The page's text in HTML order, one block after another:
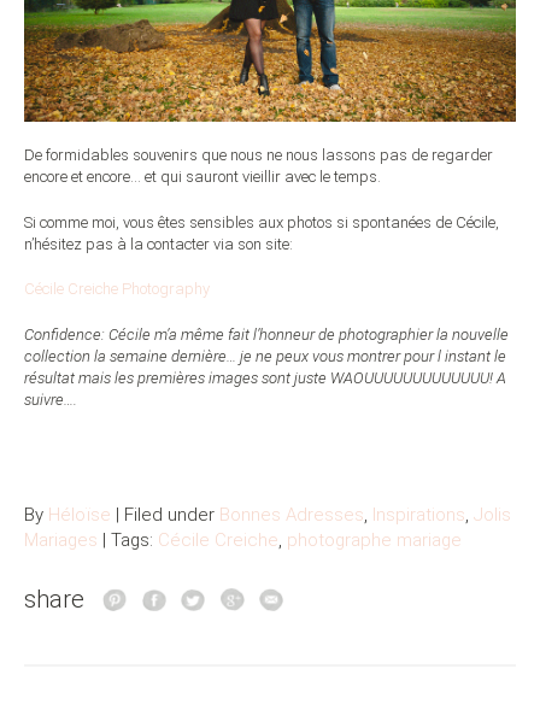
De formidables souvenirs que nous ne nous lassons pas de regarder
encore et encore… et qui sauront vieillir avec le temps.
Si comme moi, vous êtes sensibles aux photos si spontanées de Cécile,
n’hésitez pas à la contacter via son site:
Cécile Creiche Photography
Confidence: Cécile m’a même fait l’honneur de photographier la nouvelle
collection la semaine dernière… je ne peux vous montrer pour l instant le
résultat mais les premières images sont juste WAOUUUUUUUUUUUUU! A
suivre….
By Héloïse | Filed under Bonnes Adresses, Inspirations, Jolis
Mariages | Tags: Cécile Creiche, photographe mariage
share